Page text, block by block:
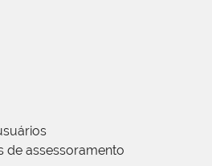
de assessoramento